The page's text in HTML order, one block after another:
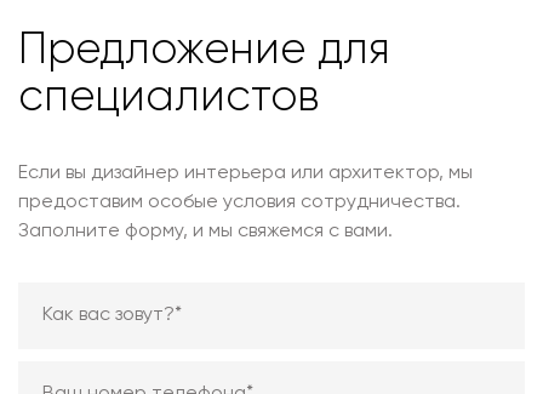
Предложение для
специалистов
Если вы дизайнер интерьера или архитектор, мы
предоставим особые условия сотрудничества.
Заполните форму, и мы свяжемся с вами.